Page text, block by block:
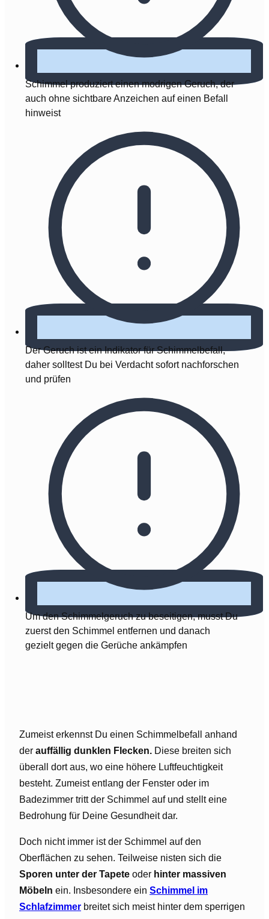
Schimmel produziert einen modrigen Geruch, der
auch ohne sichtbare Anzeichen auf einen Befall
hinweist
Der Geruch ist ein Indikator für Schimmelbefall,
daher solltest Du bei Verdacht sofort nachforschen
und prüfen
Um den Schimmelgeruch zu beseitigen, musst Du
zuerst den Schimmel entfernen und danach
gezielt gegen die Gerüche ankämpfen
Zumeist erkennst Du einen Schimmelbefall anhand
der auffällig dunklen Flecken. Diese breiten sich
überall dort aus, wo eine höhere Luftfeuchtigkeit
besteht. Zumeist entlang der Fenster oder im
Badezimmer tritt der Schimmel auf und stellt eine
Bedrohung für Deine Gesundheit dar.
Doch nicht immer ist der Schimmel auf den
Oberflächen zu sehen. Teilweise nisten sich die
Sporen unter der Tapete oder hinter massiven
Möbeln ein. Insbesondere ein Schimmel im
Schlafzimmer breitet sich meist hinter dem sperrigen